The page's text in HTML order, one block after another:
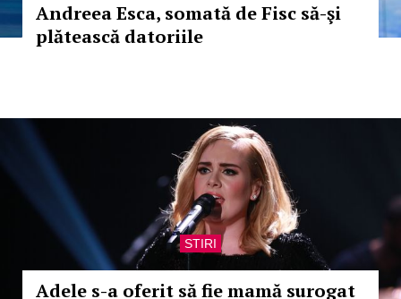
Andreea Esca, somată de Fisc să-şi
plătească datoriile
STIRI
Adele s-a oferit să fie mamă surogat